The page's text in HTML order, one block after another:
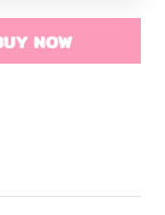
NOW